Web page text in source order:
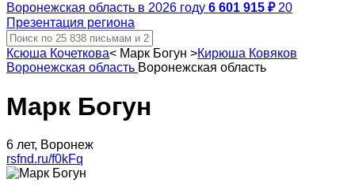
Воронежская область в 2026 году 6 601 915 ₽ 20
Презентация региона
Ксюша Кочеткова< Марк Богун >Кирюша Ковяков
Воронежская область Воронежская область
Марк Богун
6 лет, Воронеж
rsfnd.ru/f0kFq